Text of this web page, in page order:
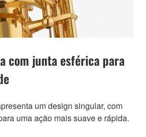
com junta esférica para
um design singular, com
uma ação mais suave e rápida.